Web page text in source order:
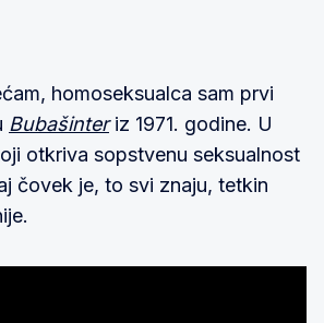
homoseksualca sam prvi
Bubašinteriz 1971. godine. U
otkriva sopstvenu seksualnost
čovek je, to svi znaju, tetkin